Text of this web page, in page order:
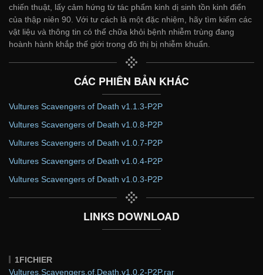
chiến thuật, lấy cảm hứng từ tác phẩm kinh dị sinh tồn kinh điển
của thập niên 90. Với tư cách là một đặc nhiệm, hãy tìm kiếm các
vật liệu và thông tin có thể chữa khỏi bệnh nhiễm trùng đang
hoành hành khắp thế giới trong đô thị bị nhiễm khuẩn.
CÁC PHIÊN BẢN KHÁC
Vultures Scavengers of Death v1.1.3-P2P
Vultures Scavengers of Death v1.0.8-P2P
Vultures Scavengers of Death v1.0.7-P2P
Vultures Scavengers of Death v1.0.4-P2P
Vultures Scavengers of Death v1.0.3-P2P
LINKS DOWNLOAD
1FICHIER
Vultures.Scavengers.of.Death.v1.0.2-P2P.rar